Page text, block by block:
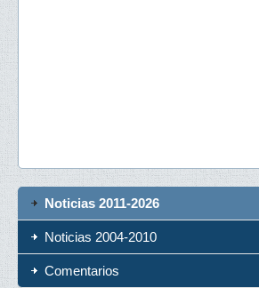
Noticias 2011-2026
Noticias 2004-2010
Comentarios